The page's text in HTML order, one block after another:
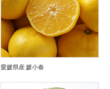
愛媛県産 媛小春